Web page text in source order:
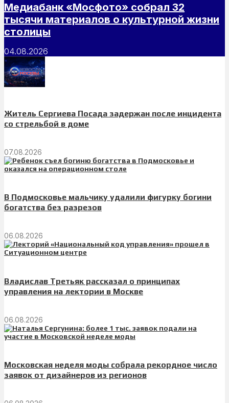
Медиабанк «Мосфото» собрал 32
тысячи материалов о культурной жизни
столицы
04.08.2026
Житель Сергиева Посада задержан после инцидента
со стрельбой в доме
07.08.2026
В Подмосковье мальчику удалили фигурку богини
богатства без разрезов
06.08.2026
Владислав Третьяк рассказал о принципах
управления на лектории в Москве
06.08.2026
Московская неделя моды собрала рекордное число
заявок от дизайнеров из регионов